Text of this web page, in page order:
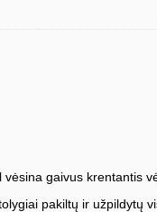
gaivus krentantis
pakiltų ir užpildytų